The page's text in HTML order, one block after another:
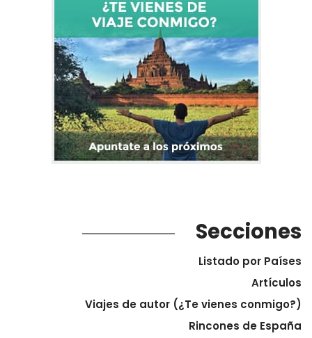
Secciones
Listado por Países
Artículos
Viajes de autor (¿Te vienes conmigo?)
Rincones de España